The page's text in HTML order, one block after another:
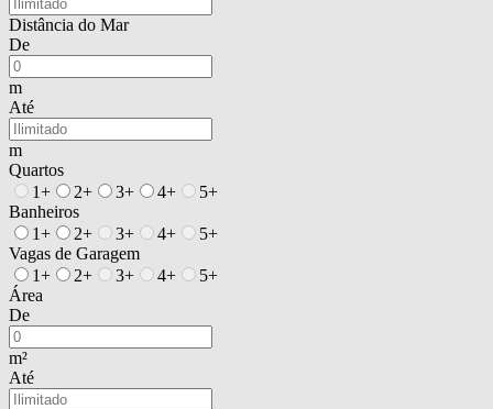
Distância do Mar
De
m
Até
m
Quartos
1+
2+ 3+ 4+
5+
Banheiros
1+
2+ 3+ 4+
5+
Vagas de Garagem
1+
2+ 3+ 4+
5+
Área
De
m²
Até